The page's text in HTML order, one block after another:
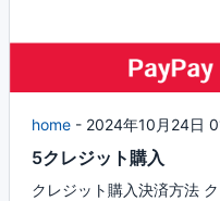
home - 2024年10月24日
5クレジット購入
クレジット購入決済方法